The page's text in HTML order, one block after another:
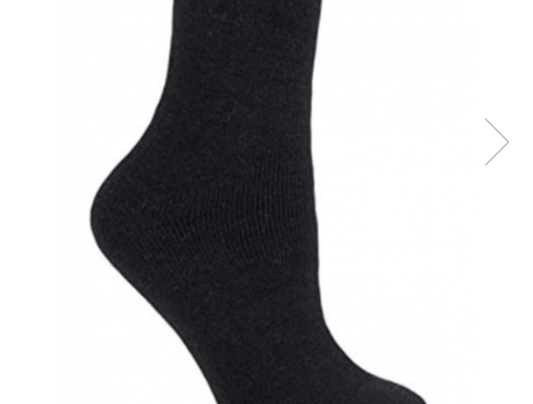
Șosete pentru picioare umflate